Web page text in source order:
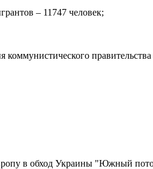
– 11747 человек;
правительства
в обход Украины "Южный